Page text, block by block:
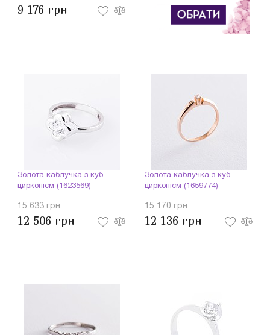
9 176 грн
Золота каблучка з куб.
цирконієм (1623569)
15 633 грн
12 506 грн
Золота каблучка з куб.
цирконієм (1659774)
15 170 грн
12 136 грн